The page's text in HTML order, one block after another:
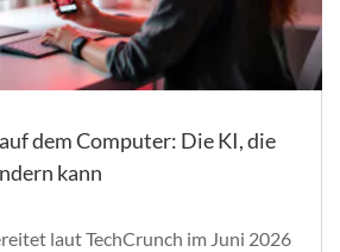
dem Computer: Die KI, die
kann
laut TechCrunch im Juni 2026